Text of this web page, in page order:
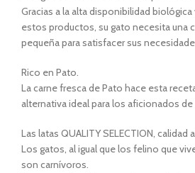
Gracias a la alta disponibilidad biológica
estos productos, su gato necesita una
pequeña para satisfacer sus
Rico en Pato.
La carne fresca de Pato hace esta
alternativa ideal para los aficionados de
Las latas QUALITY SELECTION, calidad
Los gatos, al igual que los felino que
son carnívoros.